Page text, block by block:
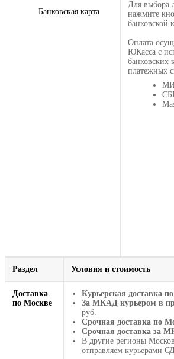
Банковская карта
Для выбора
нажмите
банковской
Оплата
ЮКасса с
банковских
платежных
Раздел Условия и стоимость
Доставка
по Москве
Курьерская доставка
За МКАД курьером в
руб.
Срочная доставка по
Срочная доставка за
В другие регионы
отправляем курьерами